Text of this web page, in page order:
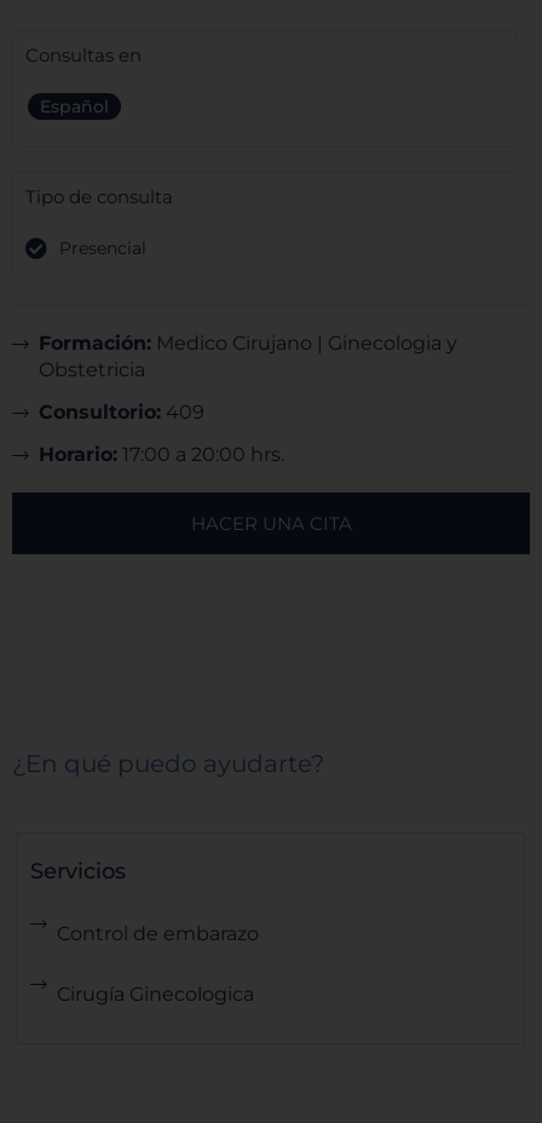
Consultas en
Español
Tipo de consulta
Presencial
Formación: Medico Cirujano | Ginecologia y
Obstetricia
Consultorio: 409
Horario: 17:00 a 20:00 hrs.
HACER UNA CITA
¿En qué puedo ayudarte?
Servicios
Control de embarazo
Cirugía Ginecologica